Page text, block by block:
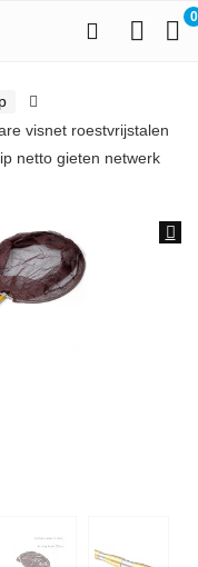
0
visnet roestvrijstalen
netto gieten netwerk